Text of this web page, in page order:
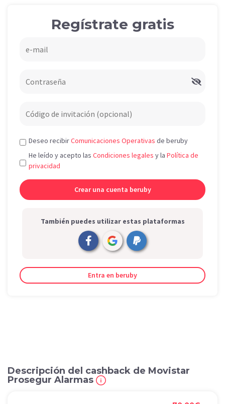
Regístrate gratis
Deseo recibirComunicaciones Operativas de beruby
He leído y acepto las Condiciones legales y la Política de
privacidad
También puedes utilizar estas plataformas
Entra en beruby
Descripción del cashback de Movistar
Prosegur Alarmas